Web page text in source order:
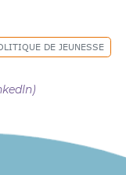
DE JEUNESSE